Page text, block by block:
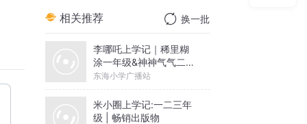
相关推荐 换一批
李哪吒上学记｜稀里糊
涂一年级&神神气气二年
级
东海小学广播站
米小圈上学记:一二三年
级 | 畅销出版物